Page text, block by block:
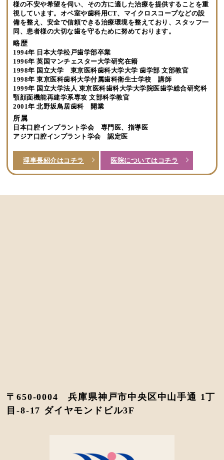
様の不安や希望を伺い、その方に適した治療を提供することを重
視しています。オペ室や歯科用CT、マイクロスコープなどの設
備を整え、安全で信頼できる治療環境を整えており、スタッフ一
同、患者様の大切な歯を守るために努めております。
略歴
1994年 日本大学松戸歯学部卒業
1996年 英国マンチェスター大学研究在籍
1998年 国立大学 東京医科歯科大学大学 歯学部 文部教官
1998年 東京医科歯科大学付属歯科衛生士学校 講師
1999年 国立大学法人 東京医科歯科大学大学院医歯学総合研究科
顎顔面機能再建学系専攻 文部科学教官
2001年 北野坂鳥居歯科 開業
所属
日本口腔インプラント学会 専門医、指導医
アジア口腔インプラント学会 認定医
理事長紹介はコチラ 医院についてはコチラ
〒650-0004 兵庫県神戸市中央区中山手通 1丁
目-8-17 ダイヤモンドビル3F